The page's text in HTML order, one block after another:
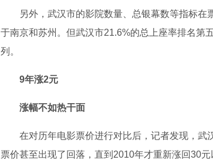
另外，武汉市的影院数量、总银幕数等指标
于南京和苏州。但武汉市21.6%的总上座率排名第
列。
9年涨2元
涨幅不如热干面
在对历年电影票价进行对比后，记者发现，武
票价甚至出现了回落，直到2010年才重新涨回30元